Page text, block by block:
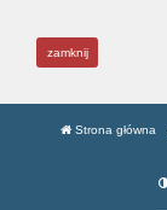
zamknij
Strona główna